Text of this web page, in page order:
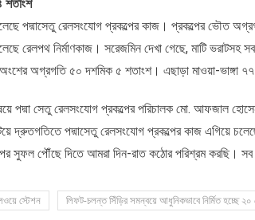
শতাংশ
পদ্মাসেতু রেলসংযোগ প্রকল্পের কাজ। প্রকল্পের ভৌত
রেলপথ নির্মাণকাজ। সরেজমিন দেখা গেছে, মাটি ভরাটসহ
অগ্রগতি ৫০ দশমিক ৫ শতাংশ। এছাড়া মাওয়া-ভাঙ্গা
পদ্মা সেতু রেলসংযোগ প্রকল্পের পরিচালক মো. আফজাল
দ্রুতগতিতে পদ্মাসেতু রেলসংযোগ প্রকল্পের কাজ এগিয়ে
সুফল পৌঁছে দিতে আমরা দিন-রাত কঠোর পরিশ্রম করছি। সব
স্টেশন লিফট-চলন্ত সিঁড়ির সমন্বয়ে আধুনিকভাবে নির্মিত হচ্ছে